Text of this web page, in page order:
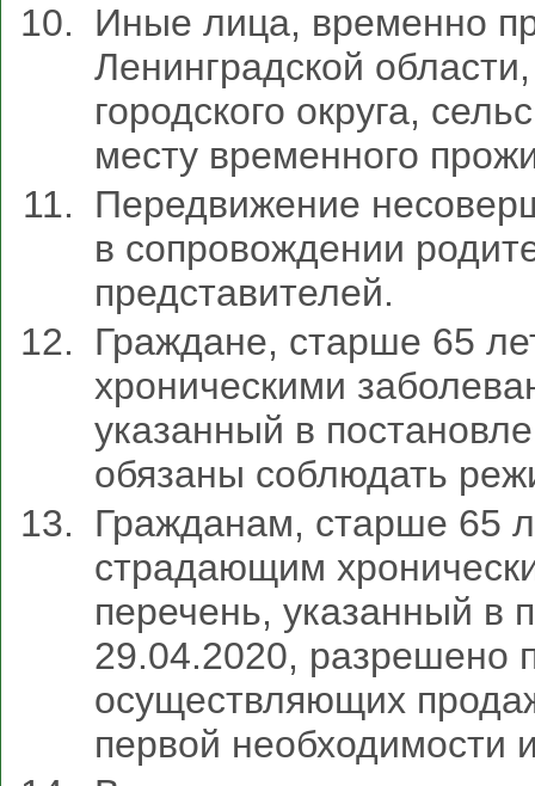
Иные лица, временно
Ленинградской
городского округа,
месту временного
Передвижение
в сопровождении
представителей.
Граждане, старше 65
хроническими
указанный в
обязаны соблюдать
Гражданам, старше 65
страдающим
перечень, указанный в
29.04.2020, разрешено
осуществляющих
первой необходимости